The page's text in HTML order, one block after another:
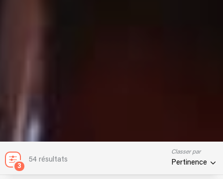
3
54 résultats
Classer par
Pertinence